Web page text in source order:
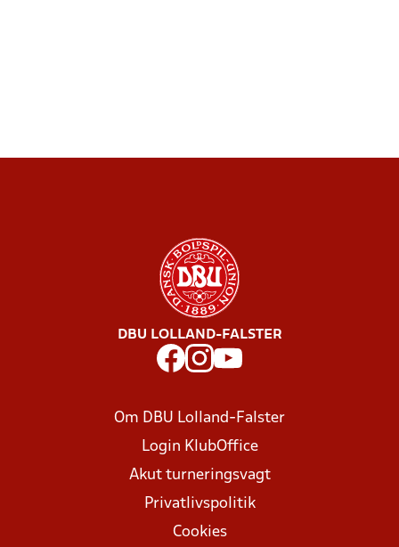
DBU LOLLAND-FALSTER
Om DBU Lolland-Falster
Login KlubOffice
Akut turneringsvagt
Privatlivspolitik
Cookies